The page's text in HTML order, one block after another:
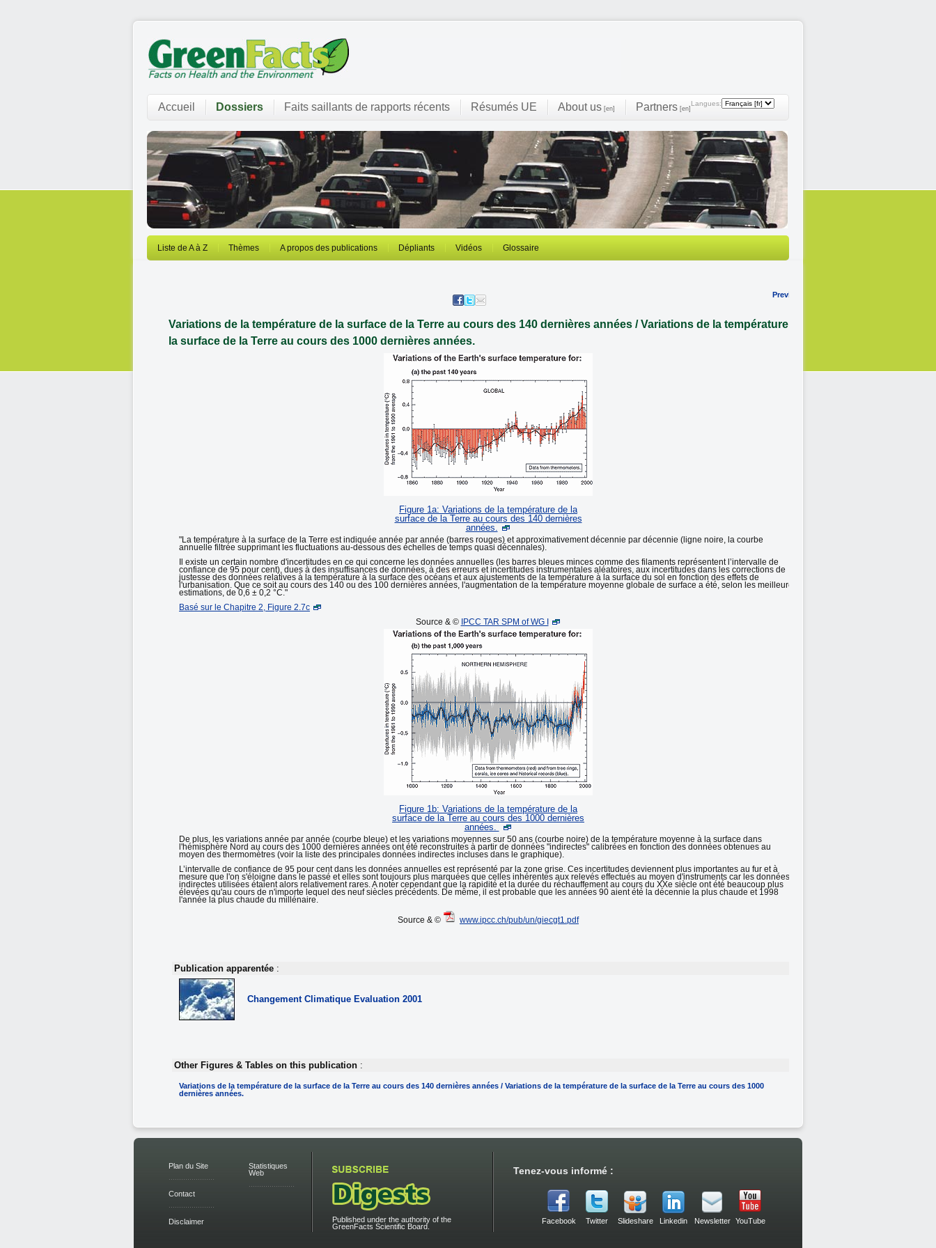
Langues:
Accueil Dossiers Faits saillants de rapports récents Résumés UE About us [en] Partners [en]
Liste de A à Z Thèmes A propos des publications Dépliants Vidéos Glossaire
Previous
Variations de la température de la surface de la Terre au cours des 140 dernières années / Variations de la température de
la surface de la Terre au cours des 1000 dernières années.
Figure 1a: Variations de la température de la
surface de la Terre au cours des 140 dernières
années.
"La température à la surface de la Terre est indiquée année par année (barres rouges) et approximativement décennie par décennie (ligne noire, la courbe
annuelle filtrée supprimant les fluctuations au-dessous des échelles de temps quasi décennales).
Il existe un certain nombre d'incertitudes en ce qui concerne les données annuelles (les barres bleues minces comme des filaments représentent l’intervalle de
confiance de 95 pour cent), dues à des insuffisances de données, à des erreurs et incertitudes instrumentales aléatoires, aux incertitudes dans les corrections de
justesse des données relatives à la température à la surface des océans et aux ajustements de la température à la surface du sol en fonction des effets de
l'urbanisation. Que ce soit au cours des 140 ou des 100 dernières années, l'augmentation de la température moyenne globale de surface a été, selon les meilleures
estimations, de 0,6 ± 0,2 °C."
Basé sur le Chapitre 2, Figure 2.7c
Source & © IPCC TAR SPM of WG I
Figure 1b: Variations de la température de la
surface de la Terre au cours des 1000 dernières
années.
De plus, les variations année par année (courbe bleue) et les variations moyennes sur 50 ans (courbe noire) de la température moyenne à la surface dans
l'hémisphère Nord au cours des 1000 dernières années ont été reconstruites à partir de données "indirectes" calibrées en fonction des données obtenues au
moyen des thermomètres (voir la liste des principales données indirectes incluses dans le graphique).
L’intervalle de confiance de 95 pour cent dans les données annuelles est représenté par la zone grise. Ces incertitudes deviennent plus importantes au fur et à
mesure que l'on s'éloigne dans le passé et elles sont toujours plus marquées que celles inhérentes aux relevés effectués au moyen d'instruments car les données
indirectes utilisées étaient alors relativement rares. A noter cependant que la rapidité et la durée du réchauffement au cours du XXe siècle ont été beaucoup plus
élevées qu'au cours de n'importe lequel des neuf siècles précédents. De même, il est probable que les années 90 aient été la décennie la plus chaude et 1998
l'année la plus chaude du millénaire.
Source & © www.ipcc.ch/pub/un/giecgt1.pdf
Publication apparentée :
Changement Climatique Evaluation 2001
Other Figures & Tables on this publication :
Variations de la température de la surface de la Terre au cours des 140 dernières années / Variations de la température de la surface de la Terre au cours des 1000
dernières années.
Plan du Site
Contact
Disclaimer
Statistiques
Web
Published under the authority of the
GreenFacts Scientific Board.
Tenez-vous informé :
Facebook Twitter Slideshare Linkedin Newsletter YouTube